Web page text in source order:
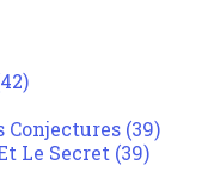
Conjectures (39)
Le Secret (39)